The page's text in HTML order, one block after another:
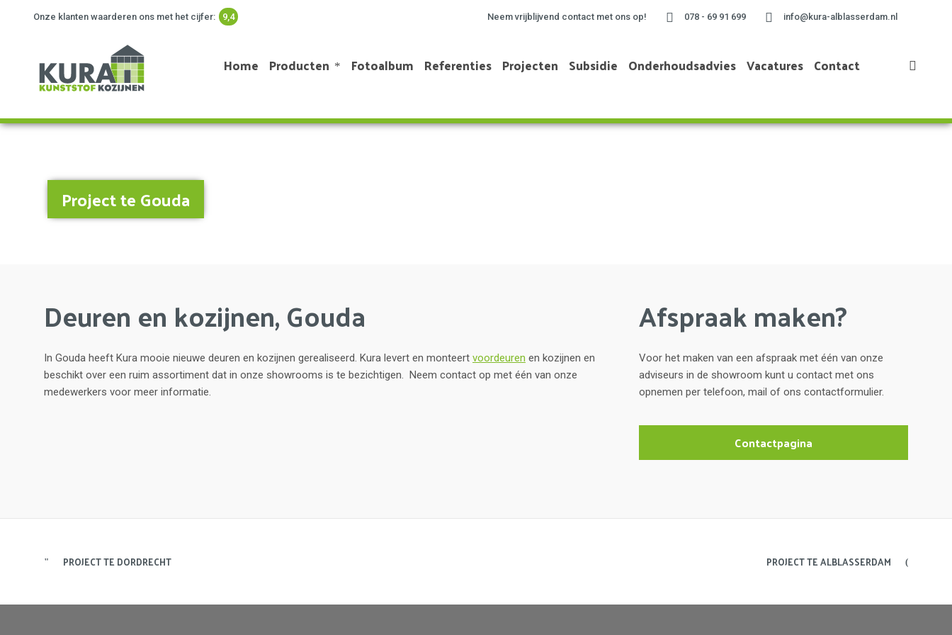
Onze klanten waarderen ons met het cijfer: 9,4 Neem vrijblijvend contact met ons op! 078 - 69 91 699 info@kura-alblasserdam.nl
Home Producten Fotoalbum Referenties Projecten Subsidie Onderhoudsadvies Vacatures Contact
Project te Gouda
Deuren en kozijnen, Gouda
In Gouda heeft Kura mooie nieuwe deuren en kozijnen gerealiseerd. Kura levert en monteert voordeuren en kozijnen en
beschikt over een ruim assortiment dat in onze showrooms is te bezichtigen. Neem contact op met één van onze
medewerkers voor meer informatie.
Afspraak maken?
Voor het maken van een afspraak met één van onze
adviseurs in de showroom kunt u contact met ons
opnemen per telefoon, mail of ons contactformulier.
Contactpagina
PROJECT TE DORDRECHT PROJECT TE ALBLASSERDAM